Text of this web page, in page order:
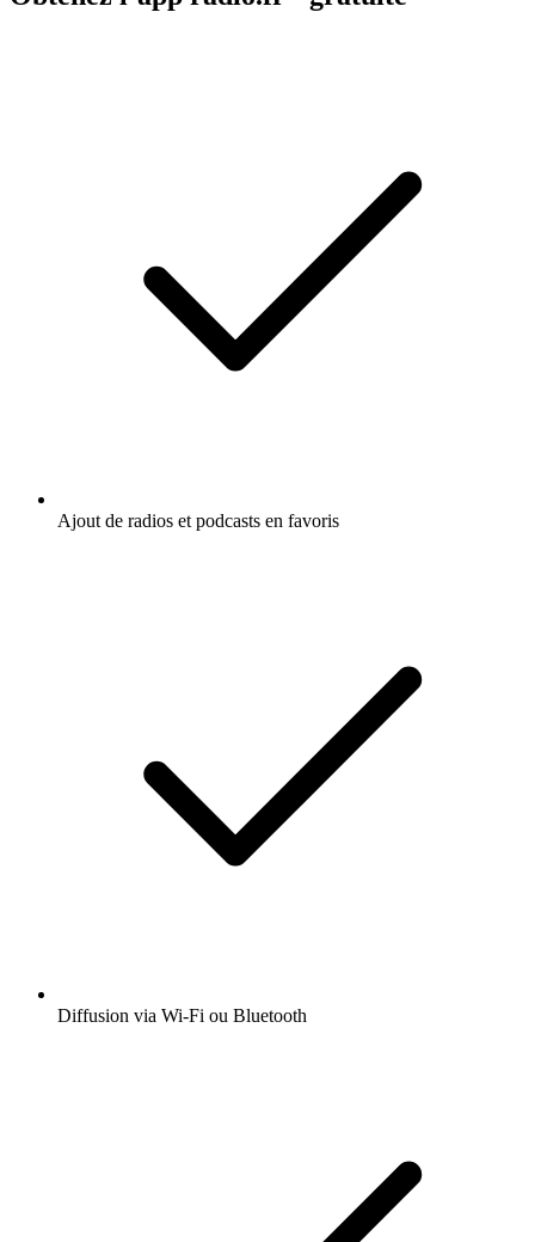
Ajout de radios et podcasts en favoris
Diffusion via Wi-Fi ou Bluetooth